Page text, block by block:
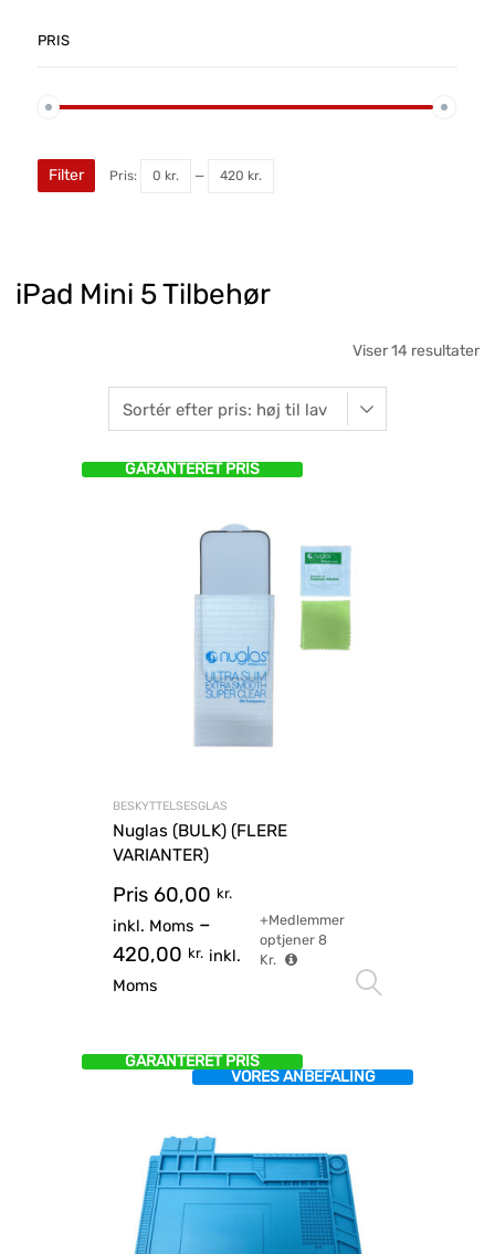
iPad Mini 5 Tilbehør
Viser 14 resultater
GARANTERET PRIS
BESKYTTELSESGLAS
Nuglas (BULK) (FLERE
VARIANTER)
Pris 60,00 kr.
inkl. Moms –
420,00 kr. inkl.
Moms
+Medlemmer
optjener 8
Kr.
GARANTERET PRIS
VORES ANBEFALING
PRIS
Filter Pris: 0 kr. — 420 kr.